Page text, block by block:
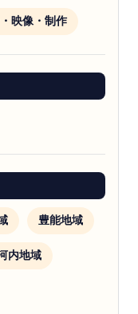
映像・制作
豊能地域
内地域